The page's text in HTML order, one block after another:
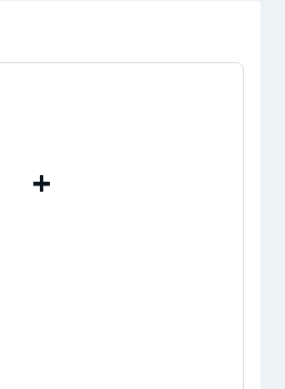
+